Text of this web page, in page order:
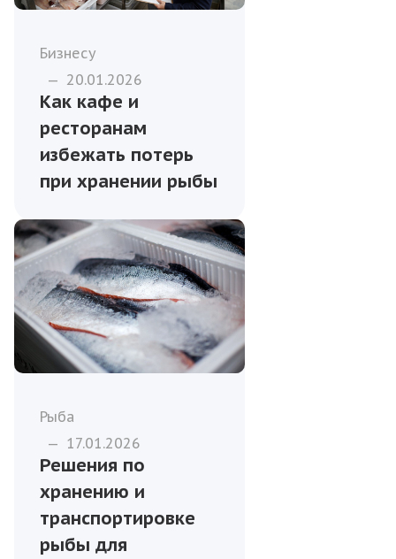
Бизнесу
— 20.01.2026
Как кафе и
ресторанам
избежать потерь
при хранении рыбы
Рыба
— 17.01.2026
Решения по
хранению и
транспортировке
рыбы для